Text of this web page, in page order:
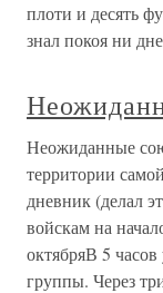
плоти и десять
знал покоя ни
Неожиданные
территории
дневник (делал
войскам на
октябряВ 5
группы. Через